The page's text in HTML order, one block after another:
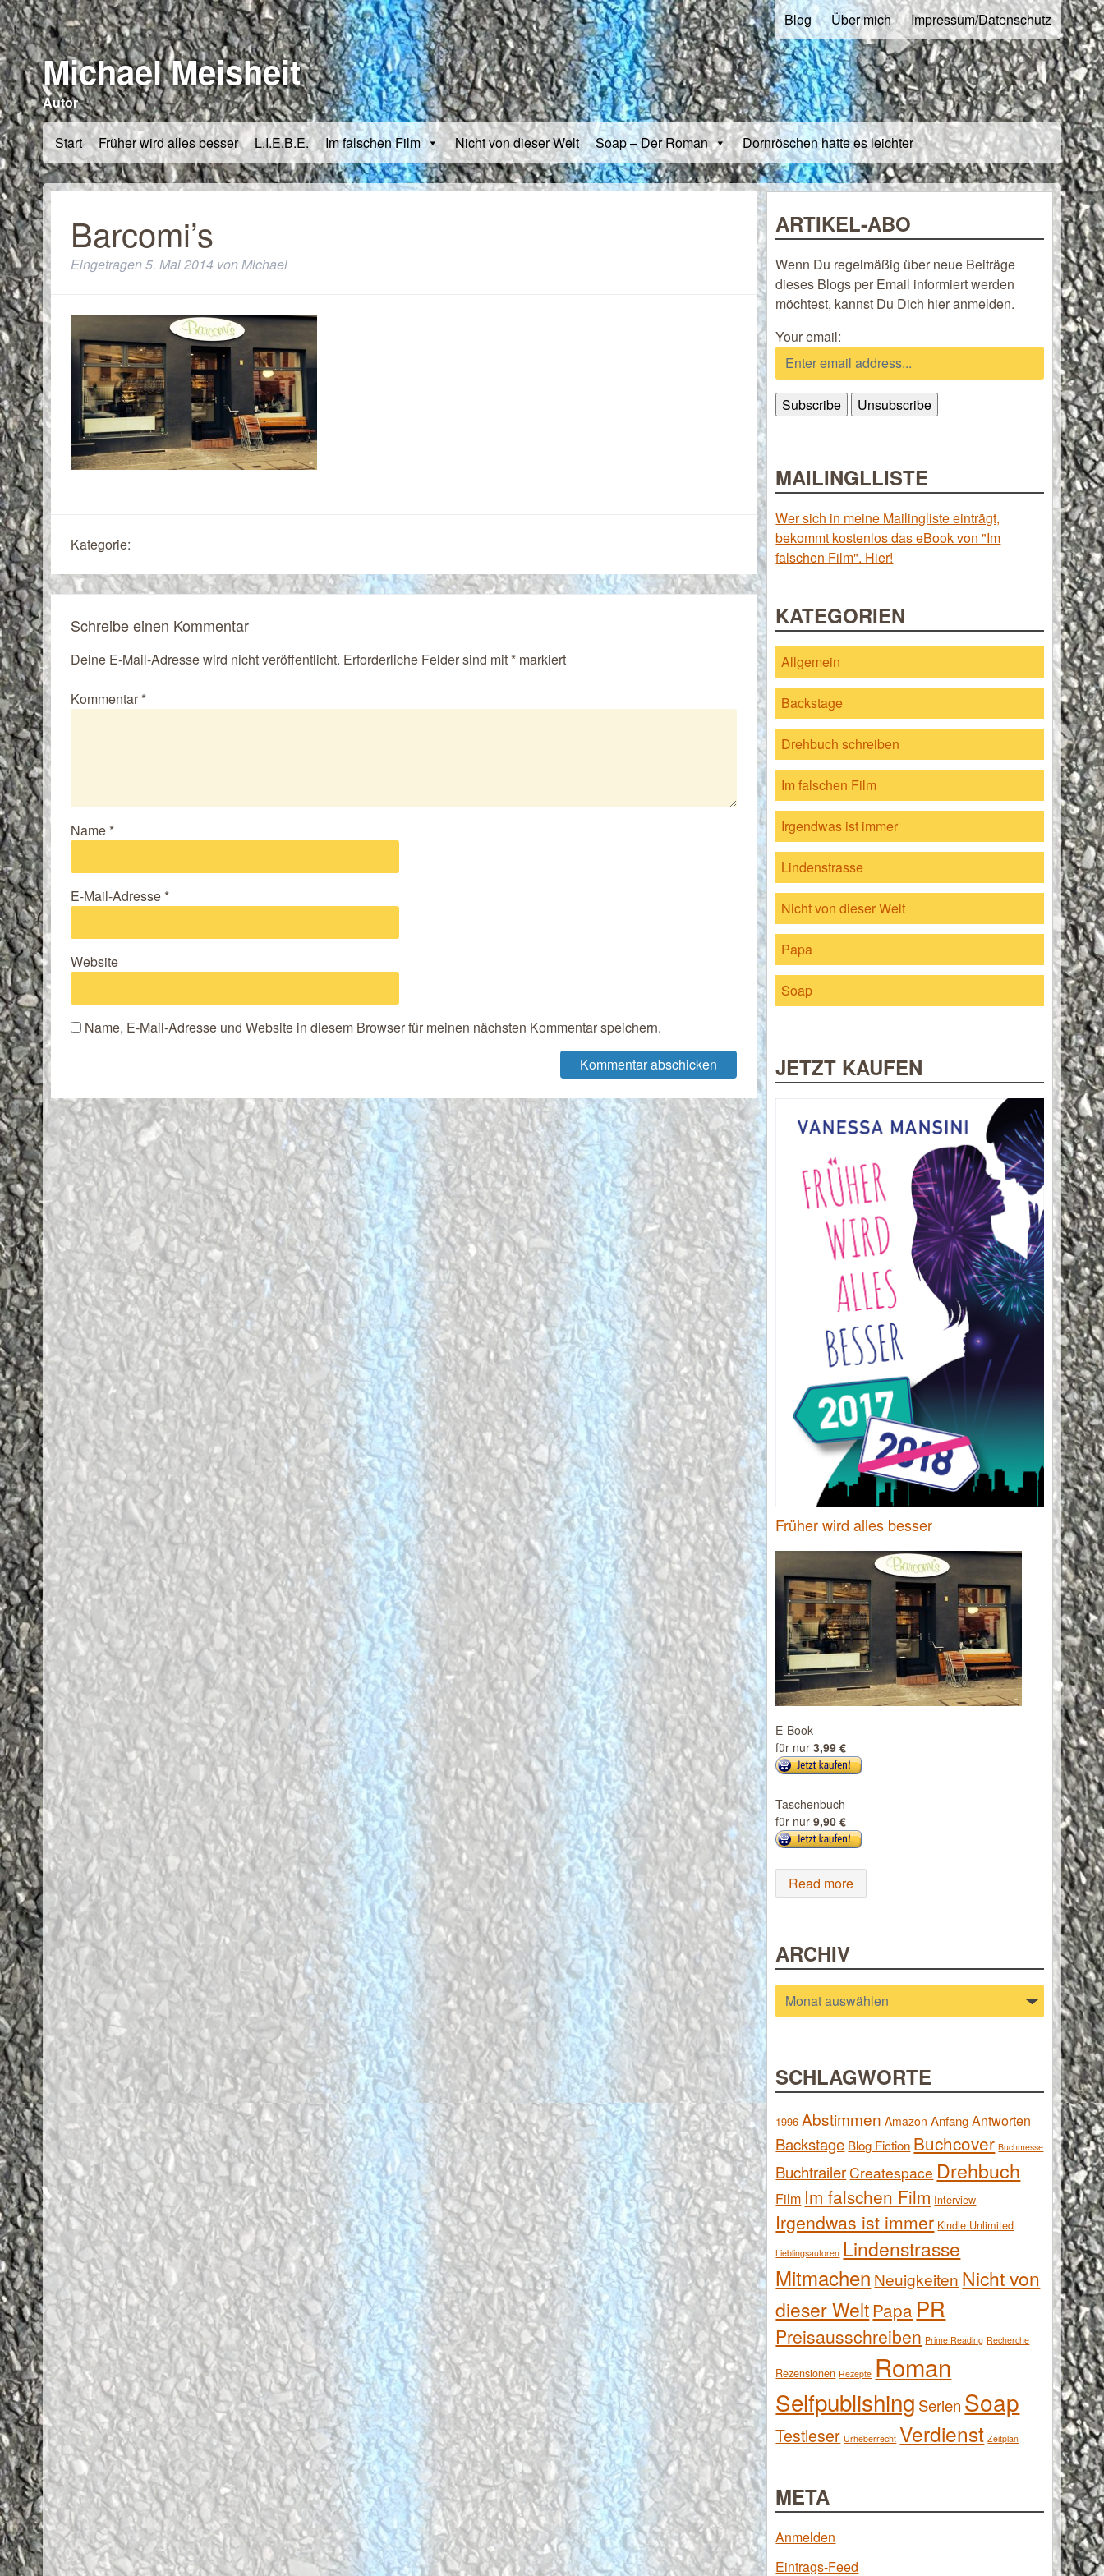
Blog Über mich Impressum/Datenschutz
Michael Meisheit
Autor
Start Früher wird alles besser L.I.E.B.E. Im falschen Film Nicht von dieser Welt Soap – Der Roman Dornröschen hatte es leichter
Barcomi’s
Eingetragen5. Mai 2014 vonMichael
Kategorie:
Schreibe einen Kommentar
Deine E-Mail-Adresse wird nicht veröffentlicht. Erforderliche Felder sind mit* markiert
Kommentar*
Name*
E-Mail-Adresse*
Website
Name, E-Mail-Adresse und Website in diesem Browser für meinen nächsten Kommentar speichern.
ARTIKEL-ABO
Wenn Du regelmäßig über neue Beiträge
dieses Blogs per Email informiert werden
möchtest, kannst Du Dich hier anmelden.
Your email:
MAILINGLLISTE
Wer sich in meine Mailingliste einträgt,
bekommt kostenlos das eBook von "Im
falschen Film". Hier!
KATEGORIEN
Allgemein
Backstage
Drehbuch schreiben
Im falschen Film
Irgendwas ist immer
Lindenstrasse
Nicht von dieser Welt
Papa
Soap
JETZT KAUFEN
Früher wird alles besser
E-Book
für nur3,99 €
Taschenbuch
für nur9,90 €
Read more
ARCHIV
Archiv
SCHLAGWORTE
1996 Abstimmen Amazon Anfang Antworten
Backstage Blog Fiction Buchcover Buchmesse
BuchtrailerCreatespace Drehbuch
Film Im falschen Film Interview
Irgendwas ist immer Kindle Unlimited
Lieblingsautoren Lindenstrasse
Mitmachen Neuigkeiten Nicht von
dieser WeltPapa PR
Preisausschreiben Prime Reading Recherche
Rezensionen Rezepte Roman
Selfpublishing Serien Soap
Testleser Urheberrecht Verdienst Zeitplan
META
Anmelden
Eintrags-Feed